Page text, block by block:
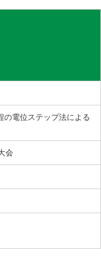
の電位ステップ法による
会